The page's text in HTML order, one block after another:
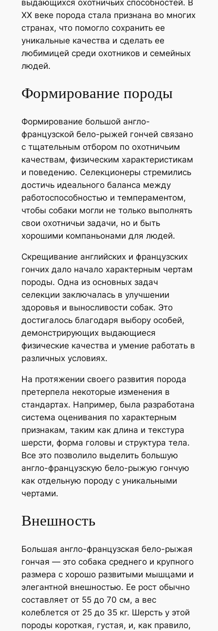
выдающихся охотничьих способностей. В
XX веке порода стала признана во многих
странах, что помогло сохранить ее
уникальные качества и сделать ее
любимицей среди охотников и семейных
людей.
Формирование породы
Формирование большой англо-
французской бело-рыжей гончей связано
с тщательным отбором по охотничьим
качествам, физическим характеристикам
и поведению. Селекционеры стремились
достичь идеального баланса между
работоспособностью и темпераментом,
чтобы собаки могли не только выполнять
свои охотничьи задачи, но и быть
хорошими компаньонами для людей.
Скрещивание английских и французских
гончих дало начало характерным чертам
породы. Одна из основных задач
селекции заключалась в улучшении
здоровья и выносливости собак. Это
достигалось благодаря выбору особей,
демонстрирующих выдающиеся
физические качества и умение работать в
различных условиях.
На протяжении своего развития порода
претерпела некоторые изменения в
стандартах. Например, была разработана
система оценивания по характерным
признакам, таким как длина и текстура
шерсти, форма головы и структура тела.
Все это позволило выделить большую
англо-французскую бело-рыжую гончую
как отдельную породу с уникальными
чертами.
Внешность
Большая англо-французская бело-рыжая
гончая — это собака среднего и крупного
размера с хорошо развитыми мышцами и
элегантной внешностью. Ее рост обычно
составляет от 55 до 70 см, а вес
колеблется от 25 до 35 кг. Шерсть у этой
породы короткая, густая, и, как правило,